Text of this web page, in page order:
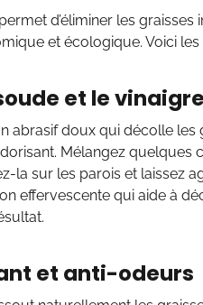
d’éliminer les
et écologique. Voici
et le
abrasif doux qui décolle les
Mélangez quelques
la sur les parois et laissez
effervescente qui aide à
et anti-odeurs